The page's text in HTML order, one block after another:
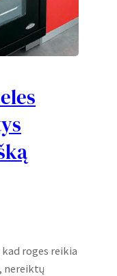
roges reikia
nereiktų